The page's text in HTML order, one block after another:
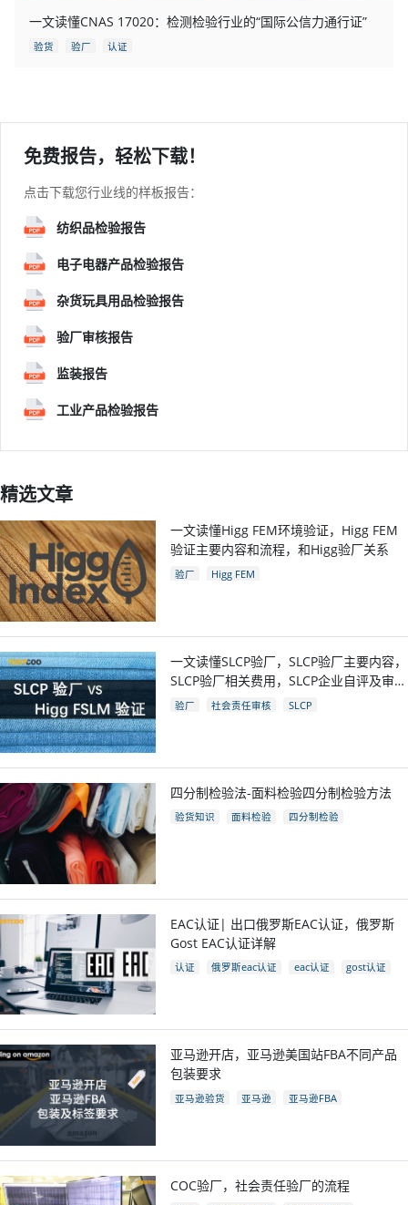
一文读懂CNAS 17020：检测检验行业的“国际公信力通行证”
验货 验厂 认证
免费报告，轻松下载！
点击下载您行业线的样板报告：
纺织品检验报告
电子电器产品检验报告
杂货玩具用品检验报告
验厂审核报告
监装报告
工业产品检验报告
精选文章
一文读懂Higg FEM环境验证，Higg FEM
验证主要内容和流程，和Higg验厂关系
验厂 Higg FEM
一文读懂SLCP验厂，SLCP验厂主要内容，
SLCP验厂相关费用，SLCP企业自评及审核
流程
验厂 社会责任审核 SLCP
四分制检验法-面料检验四分制检验方法
验货知识 面料检验 四分制检验
EAC认证| 出口俄罗斯EAC认证，俄罗斯
Gost EAC认证详解
认证 俄罗斯eac认证 eac认证
gost认证
亚马逊开店，亚马逊美国站FBA不同产品
包装要求
亚马逊验货 亚马逊
亚马逊FBA
COC验厂，社会责任验厂的流程